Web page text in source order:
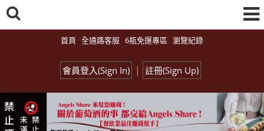
首頁 全通路客服 6瓶免運專區 瀏覽紀錄
會員登入(Sign In) | 註冊(Sign Up)